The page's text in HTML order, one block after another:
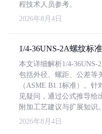
程技术人员参考。
2026年8月4日
1/4-36UNS-2A螺纹标
本文详细解析1/4-36UNS-
包括外径、螺距、公差等
（ASME B1.1标准）。
见疑问，通过公式推导给
附加工艺建议与扩展知识。
2026年8月4日